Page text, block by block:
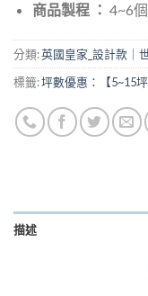
商品製程 ： 4~6
分類:英國皇家_設計款｜
標籤:坪數優惠：【5~15坪
描述